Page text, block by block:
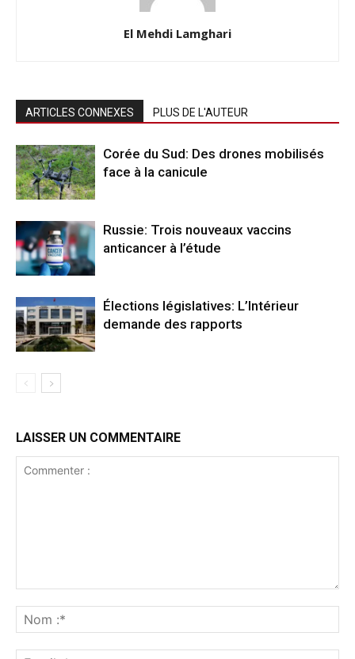
El Mehdi Lamghari
ARTICLES CONNEXES PLUS DE L'AUTEUR
Corée du Sud: Des drones mobilisés
face à la canicule
Russie: Trois nouveaux vaccins
anticancer à l’étude
Élections législatives: L’Intérieur
demande des rapports
LAISSER UN COMMENTAIRE